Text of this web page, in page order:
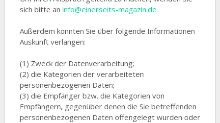
sich bitte an info@einerseits-magazin.de
Außerdem könnten Sie über folgende Informationen
Auskunft verlangen:
(1) Zweck der Datenverarbeitung;
(2) die Kategorien der verarbeiteten
personenbezogenen Daten;
(3) die Empfänger bzw. die Kategorien von
Empfängern, gegenüber denen die Sie betreffenden
personenbezogenen Daten offengelegt wurden oder